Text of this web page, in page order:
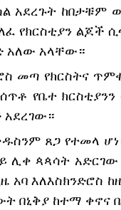
አደረጉት ከበታቹም
የክርስቲያን
አለው አላቸው።
መጣ የክርስትና
የቤተ ክርስቲያንን
ጸጋ የተመላ
ሊቀ ጳጳሳት
አባ እለእስክንድሮስ
በኒቅያ ከተማ ቀኖና